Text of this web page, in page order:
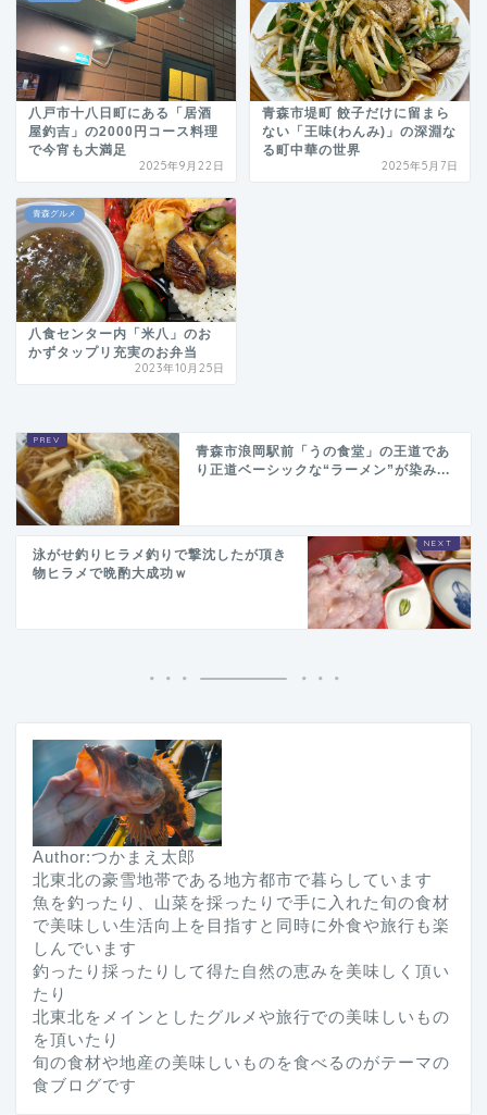
八戸市十八日町にある「居酒
屋釣吉」の2000円コース料理
で今宵も大満足
2025年9月22日
青森市堤町 餃子だけに留まら
ない「王味(わんみ)」の深淵な
る町中華の世界
2025年5月7日
青森グルメ
八食センター内「米八」のお
かずタップリ充実のお弁当
2023年10月25日
青森市浪岡駅前「うの食堂」の王道であ
り正道ベーシックな“ラーメン”が染み...
泳がせ釣りヒラメ釣りで撃沈したが頂き
物ヒラメで晩酌大成功ｗ
Author:つかまえ太郎
北東北の豪雪地帯である地方都市で暮らしています
魚を釣ったり、山菜を採ったりで手に入れた旬の食材
で美味しい生活向上を目指すと同時に外食や旅行も楽
しんでいます
釣ったり採ったりして得た自然の恵みを美味しく頂い
たり
北東北をメインとしたグルメや旅行での美味しいもの
を頂いたり
旬の食材や地産の美味しいものを食べるのがテーマの
食ブログです